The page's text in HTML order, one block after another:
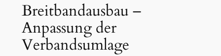
Breitbandausbau –
Anpassung der
Verbandsumlage